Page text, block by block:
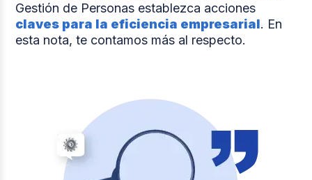
Gestión de Personas establezca acciones
claves para la eficiencia empresarial. En
esta nota, te contamos más al respecto.